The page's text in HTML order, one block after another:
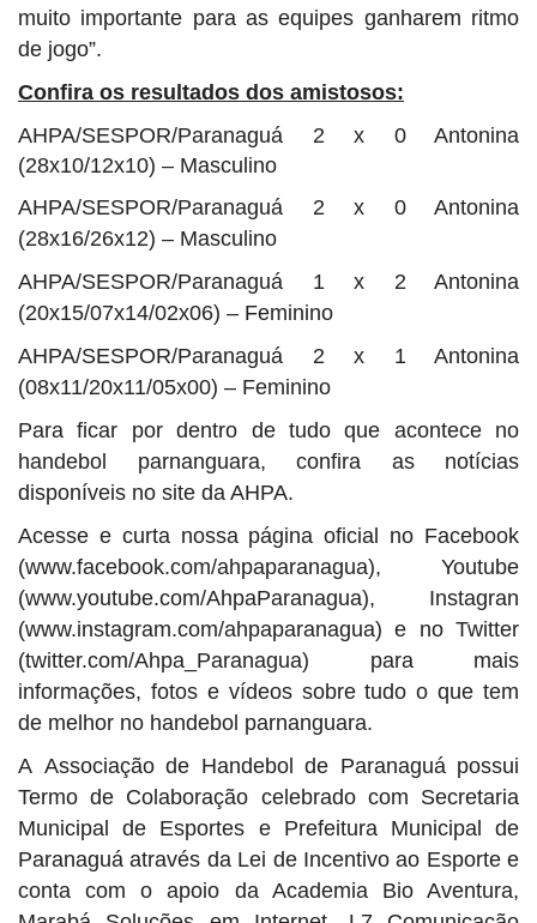
muito importante para as equipes ganharem ritmo
de jogo”.
Confira os resultados dos amistosos:
AHPA/SESPOR/Paranaguá 2 x 0 Antonina
(28x10/12x10) – Masculino
AHPA/SESPOR/Paranaguá 2 x 0 Antonina
(28x16/26x12) – Masculino
AHPA/SESPOR/Paranaguá 1 x 2 Antonina
(20x15/07x14/02x06) – Feminino
AHPA/SESPOR/Paranaguá 2 x 1 Antonina
(08x11/20x11/05x00) – Feminino
Para ficar por dentro de tudo que acontece no
handebol parnanguara, confira as notícias
disponíveis no site da AHPA.
Acesse e curta nossa página oficial no Facebook
(www.facebook.com/ahpaparanagua), Youtube
(www.youtube.com/AhpaParanagua), Instagran
(www.instagram.com/ahpaparanagua) e no Twitter
(twitter.com/Ahpa_Paranagua) para mais
informações, fotos e vídeos sobre tudo o que tem
de melhor no handebol parnanguara.
A Associação de Handebol de Paranaguá possui
Termo de Colaboração celebrado com Secretaria
Municipal de Esportes e Prefeitura Municipal de
Paranaguá através da Lei de Incentivo ao Esporte e
conta com o apoio da Academia Bio Aventura,